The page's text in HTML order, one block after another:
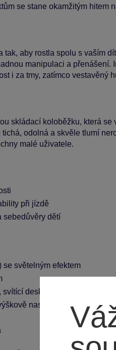
se stane okamžitým hitem
tak, aby rostla spolu s vaším
manipulaci a přenášení.
i za tmy, zatímco vestavěný
skládací koloběžku, která
tichá, odolná a skvěle tlumí
malé uživatele.
při jízdě
sebedůvěry dětí
se světelným efektem
svítící deska, hudební doprovod
nastavitelná